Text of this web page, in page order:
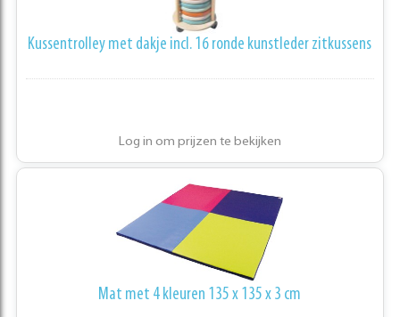
Kussentrolley met dakje incl. 16 ronde kunstleder zitkussens
Log in om prijzen te bekijken
Mat met 4 kleuren 135 x 135 x 3 cm